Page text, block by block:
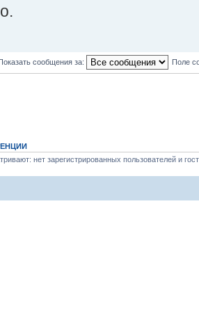
|
сообщения за: Поле
нет зарегистрированных пользователей и